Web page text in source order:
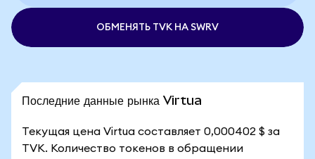
ОБМЕНЯТЬ TVK НА SWRV
Последние данные рынка Virtua
Текущая цена Virtua составляет 0,000402 $ за
TVK. Количество токенов в обращении